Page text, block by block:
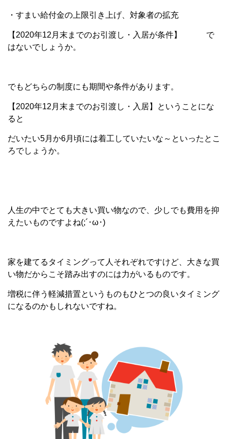
・すまい給付金の上限引き上げ、対象者の拡充
【2020年12月末までのお引渡し・入居が条件】 で
はないでしょうか。
でもどちらの制度にも期間や条件があります。
【2020年12月末までのお引渡し・入居】ということにな
ると
だいたい5月か6月頃には着工していたいな～といったとこ
ろでしょうか。
人生の中でとても大きい買い物なので、少しでも費用を抑
えたいものですよね(;´･ω･)
家を建てるタイミングって人それぞれですけど、大きな買
い物だからこそ踏み出すのには力がいるものです。
増税に伴う軽減措置というものもひとつの良いタイミング
になるのかもしれないですね。